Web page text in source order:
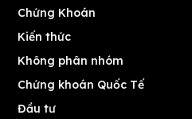
Chứng Khoán
Kiến thức
Không phân nhóm
Chứng khoán Quốc Tế
Đầu tư